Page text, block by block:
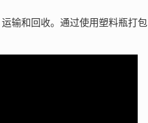
输和回收。通过使用塑料瓶打包